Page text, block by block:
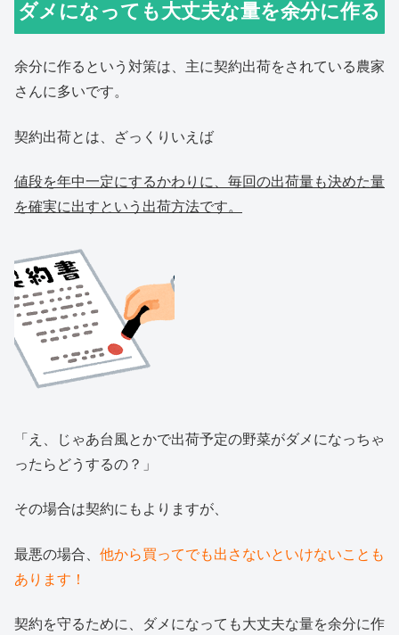
ダメになっても大丈夫な量を余分に作る
余分に作るという対策は、主に契約出荷をされている農家
さんに多いです。
契約出荷とは、ざっくりいえば
値段を年中一定にするかわりに、毎回の出荷量も決めた量
を確実に出すという出荷方法です。
「え、じゃあ台風とかで出荷予定の野菜がダメになっちゃ
ったらどうするの？」
その場合は契約にもよりますが、
最悪の場合、 他から買ってでも出さないといけないことも
あります！
契約を守るために、ダメになっても大丈夫な量を余分に作